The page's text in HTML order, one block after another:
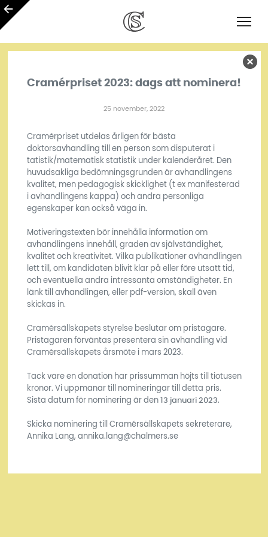
Cramérpriset 2023: dags att nominera!
25 november, 2022
Cramérpriset utdelas årligen för bästa
doktorsavhandling till en person som disputerat i
tatistik/matematisk statistik under kalenderåret. Den
huvudsakliga bedömningsgrunden är avhandlingens
kvalitet, men pedagogisk skicklighet (t ex manifesterad
i avhandlingens kappa) och andra personliga
egenskaper kan också väga in.
Motiveringstexten bör innehålla information om
avhandlingens innehåll, graden av självständighet,
kvalitet och kreativitet. Vilka publikationer avhandlingen
lett till, om kandidaten blivit klar på eller före utsatt tid,
och eventuella andra intressanta omständigheter. En
länk till avhandlingen, eller pdf-version, skall även
skickas in.
Cramérsällskapets styrelse beslutar om pristagare.
Pristagaren förväntas presentera sin avhandling vid
Cramérsällskapets årsmöte i mars 2023.
Tack vare en donation har prissumman höjts till tiotusen
kronor. Vi uppmanar till nomineringar till detta pris.
Sista datum för nominering är den 13 januari 2023.
Skicka nominering till Cramérsällskapets sekreterare,
Annika Lang, annika.lang@chalmers.se